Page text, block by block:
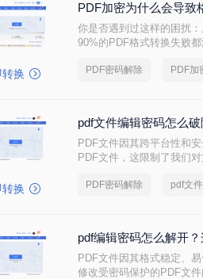
转换
PDF加密为什么会导致
你是否遇到过这样的困扰
90%的PDF格式转换失败
解决这一痛点。内容基于
PDF密码解除
转换
pdf文件编辑密码怎么
PDF文件因其跨平台性和
PDF文件，这限制了我们
PDF密码解除 pdf文
pdf编辑密码怎么解开
PDF文件因其格式稳定、
修改受密码保护的PDF文